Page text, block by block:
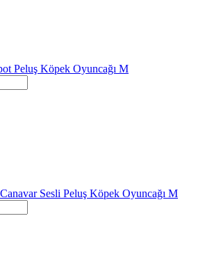
Peluş Köpek Oyuncağı M
Sesli Peluş Köpek Oyuncağı M